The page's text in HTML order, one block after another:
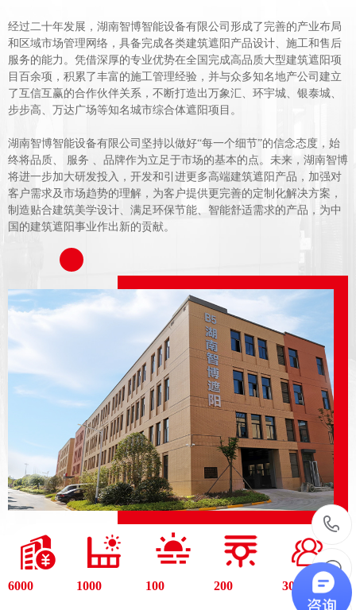
经过二十年发展，湖南智博智能设备有限公司形成了完善的产业布局
和区域市场管理网络，具备完成各类建筑遮阳产品设计、施工和售后
服务的能力。凭借深厚的专业优势在全国完成高品质大型建筑遮阳项
目百余项，积累了丰富的施工管理经验，并与众多知名地产公司建立
了互信互赢的合作伙伴关系，不断打造出万象汇、环宇城、银泰城、
步步高、万达广场等知名城市综合体遮阳项目。
湖南智博智能设备有限公司坚持以做好“每一个细节”的信念态度，始
终将品质、 服务 、品牌作为立足于市场的基本的点。未来，湖南智博
将进一步加大研发投入，开发和引进更多高端建筑遮阳产品，加强对
客户需求及市场趋势的理解，为客户提供更完善的定制化解决方案，
制造贴合建筑美学设计、满足环保节能、智能舒适需求的产品，为中
国的建筑遮阳事业作出新的贡献。
6000 1000 100 200 30